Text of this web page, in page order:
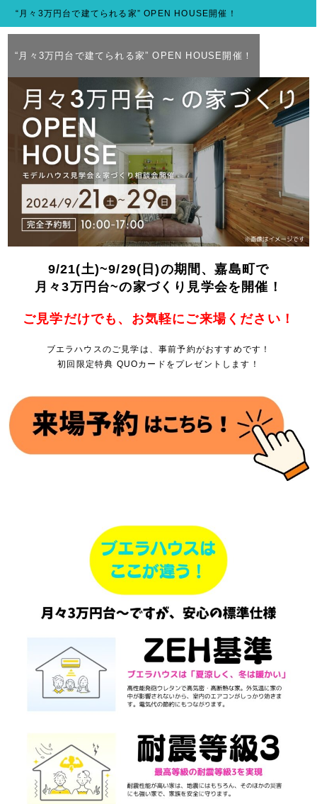
“月々3万円台で建てられる家” OPEN HOUSE開催！
“月々3万円台で建てられる家” OPEN HOUSE開催！
9/21(土)~9/29(日)の期間、嘉島町で
月々3万円台~の家づくり見学会を開催！
ご見学だけでも、お気軽にご来場ください！
ブエラハウスのご見学は、事前予約がおすすめです！
初回限定特典 QUOカードをプレゼントします！